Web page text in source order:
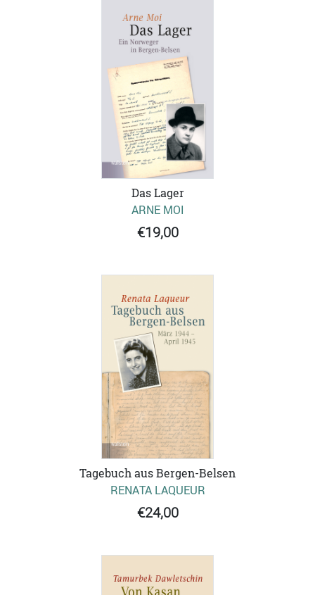
Das Lager
ARNE MOI
€19,00
Tagebuch aus Bergen-Belsen
RENATA LAQUEUR
€24,00